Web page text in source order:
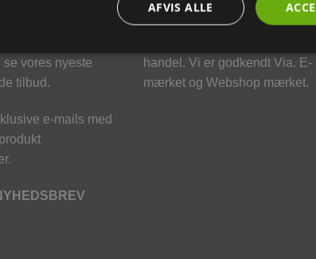
se vores nyeste
tilbud.
e-mails med
handel. Vi er godkendt Via. E-
mærket og Webshop mærket.
AFVIS ALLE